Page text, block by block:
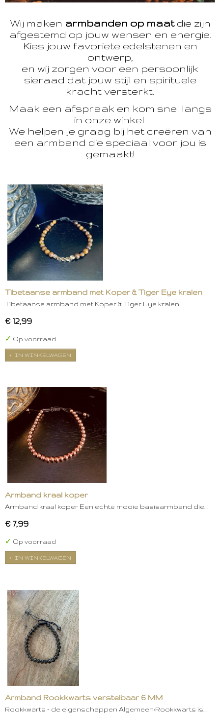
Wij maken armbanden op maatdie zijn
afgestemd op jouw wensen en energie.
Kies jouw favoriete edelstenen en
ontwerp,
en wij zorgen voor een persoonlijk
sieraad dat jouw stijl en spirituele
kracht versterkt.
Maak een afspraak en kom snel langs
in onze winkel.
We helpen je graag bij het creëren van
een armband die speciaal voor jou is
gemaakt!
Tibetaanse armband met Koper & Tiger Eye kralen
Tibetaanse armband met Koper & Tiger Eye kralen…
€ 12,99
✓ Op voorraad
IN WINKELWAGEN
Armband kraal koper
Armband kraal koper Een echte mooie basisarmband die…
€ 7,99
✓ Op voorraad
IN WINKELWAGEN
Armband Rookkwarts verstelbaar 6 MM
Rookkwarts – de eigenschappen Algemeen:Rookkwarts is…